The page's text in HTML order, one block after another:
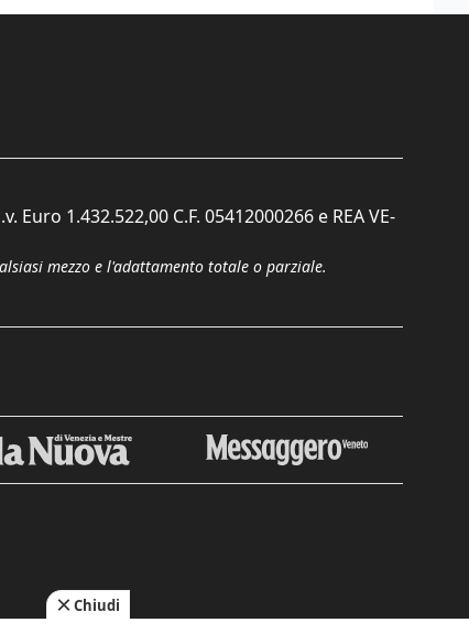
1.432.522,00 C.F. 05412000266 e REA VE-
mezzo e l'adattamento totale o parziale.
Chiudi